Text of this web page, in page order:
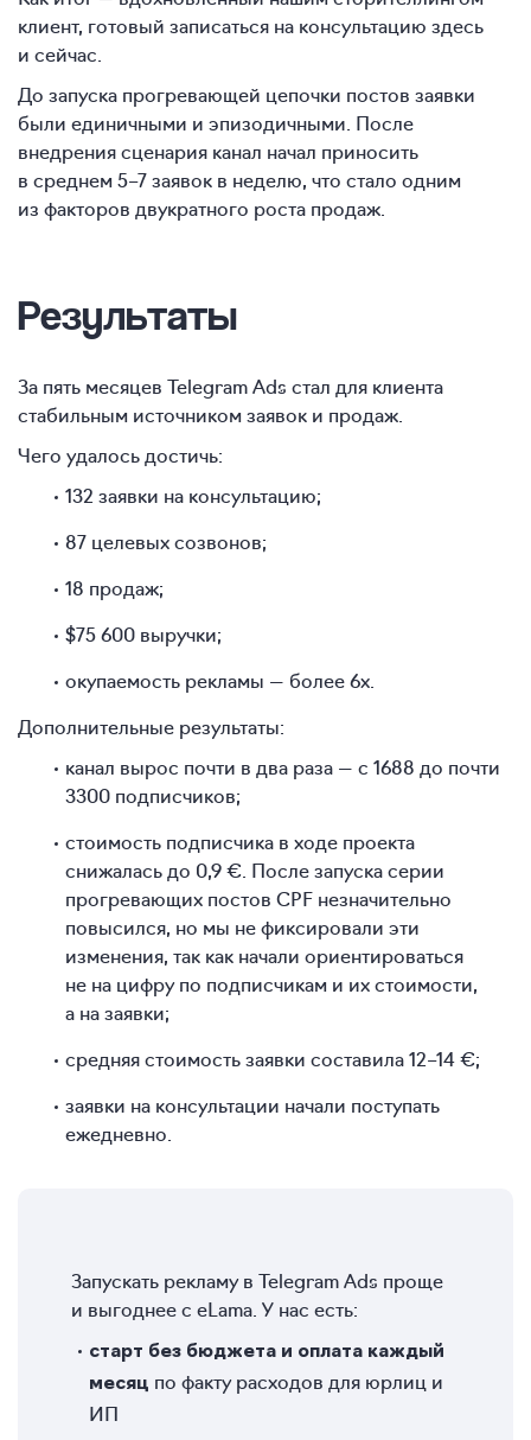
клиент, готовый записаться на консультацию здесь
и сейчас.
До запуска прогревающей цепочки постов заявки
были единичными и эпизодичными. После
внедрения сценария канал начал приносить
в среднем5–7заявок в неделю, что стало одним
из факторов двукратного роста продаж.
Результаты
За пять месяцев Telegram Ads стал для клиента
стабильным источником заявок и продаж.
Чего удалось достичь:
132 заявки на консультацию;
87 целевых созвонов;
18 продаж;
$75 600 выручки;
окупаемость рекламы — более 6х.
Дополнительные результаты:
канал вырос почти в два раза — с 1688 до почти
3300 подписчиков;
стоимость подписчика в ходе проекта
снижалась до 0,9 €. После запуска серии
прогревающих постов CPF незначительно
повысился, но мы не фиксировали эти
изменения, так как начали ориентироваться
не на цифру по подписчикам и их стоимости,
а на заявки;
средняя стоимость заявки составила12–14 €;
заявки на консультации начали поступать
ежедневно.
Запускать рекламу в Telegram Ads проще
и выгоднее с eLama. У нас есть:
старт без бюджета и оплата каждый
месяц по факту расходов для юрлиц и
ИП